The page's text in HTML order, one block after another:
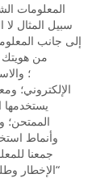
سبيل المثال
إلى جانب
من هويتك
الإلكتروني؛
يستخدمها
الممتحن؛
وأنماط
جمعنا
“الإخطار